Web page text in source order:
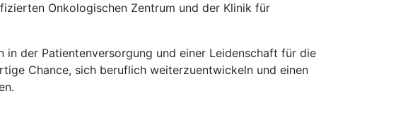
Onkologischen Zentrum und der Klinik für
in der Patientenversorgung und einer Leidenschaft für die
Chance, sich beruflich weiterzuentwickeln und einen